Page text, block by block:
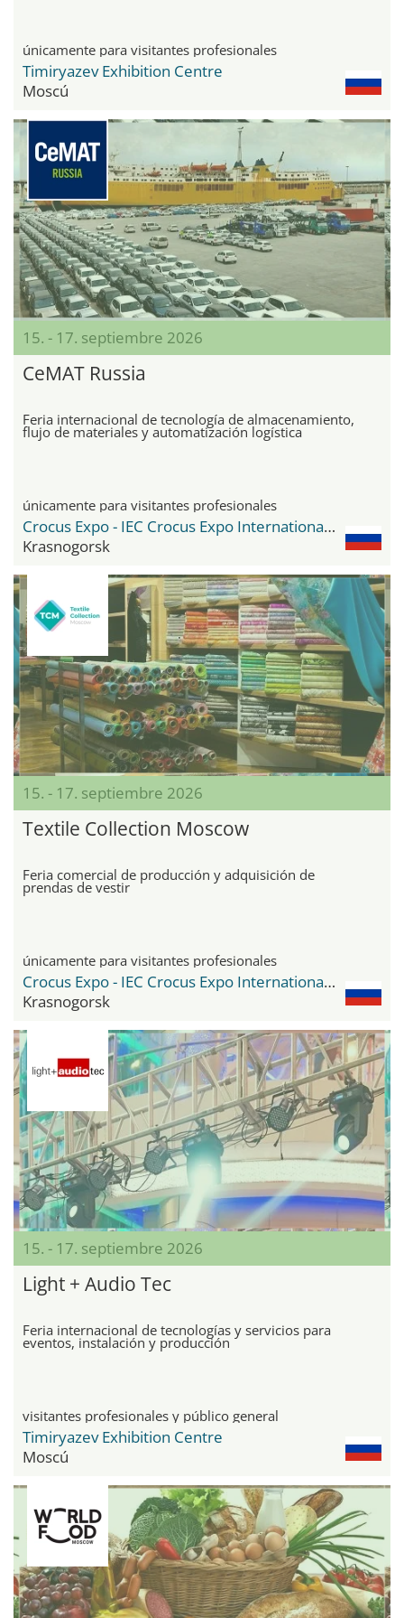
únicamente para visitantes profesionales
Timiryazev Exhibition Centre
Moscú
15. - 17. septiembre 2026
CeMAT Russia
Feria internacional de tecnología de almacenamiento,
flujo de materiales y automatización logística
únicamente para visitantes profesionales
Crocus Expo - IEC Crocus Expo International Exhibition Centre
Krasnogorsk
15. - 17. septiembre 2026
Textile Collection Moscow
Feria comercial de producción y adquisición de
prendas de vestir
únicamente para visitantes profesionales
Crocus Expo - IEC Crocus Expo International Exhibition Centre
Krasnogorsk
15. - 17. septiembre 2026
Light + Audio Tec
Feria internacional de tecnologías y servicios para
eventos, instalación y producción
visitantes profesionales y público general
Timiryazev Exhibition Centre
Moscú